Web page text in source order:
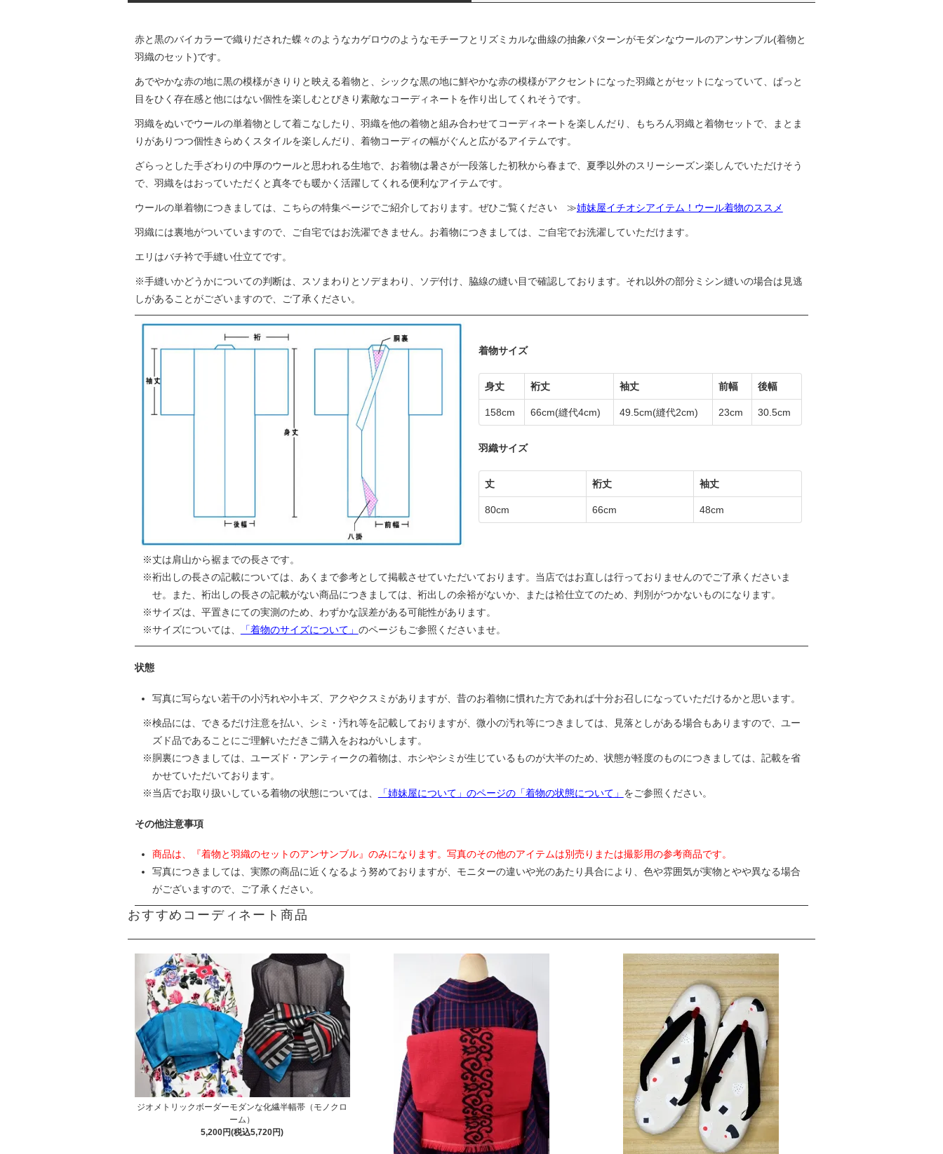
赤と黒のバイカラーで織りだされた蝶々のようなカゲロウのようなモチーフとリズミカルな曲線の抽象パターンがモダンなウールのアンサンブル(着物と
羽織のセット)です。
あでやかな赤の地に黒の模様がきりりと映える着物と、シックな黒の地に鮮やかな赤の模様がアクセントになった羽織とがセットになっていて、ぱっと
目をひく存在感と他にはない個性を楽しむとびきり素敵なコーディネートを作り出してくれそうです。
羽織をぬいでウールの単着物として着こなしたり、羽織を他の着物と組み合わせてコーディネートを楽しんだり、もちろん羽織と着物セットで、まとま
りがありつつ個性きらめくスタイルを楽しんだり、着物コーディの幅がぐんと広がるアイテムです。
ざらっとした手ざわりの中厚のウールと思われる生地で、お着物は暑さが一段落した初秋から春まで、夏季以外のスリーシーズン楽しんでいただけそう
で、羽織をはおっていただくと真冬でも暖かく活躍してくれる便利なアイテムです。
ウールの単着物につきましては、こちらの特集ページでご紹介しております。ぜひご覧ください ≫姉妹屋イチオシアイテム！ウール着物のススメ
羽織には裏地がついていますので、ご自宅ではお洗濯できません。お着物につきましては、ご自宅でお洗濯していただけます。
エリはバチ衿で手縫い仕立てです。
※手縫いかどうかについての判断は、スソまわりとソデまわり、ソデ付け、脇線の縫い目で確認しております。それ以外の部分ミシン縫いの場合は見逃
しがあることがございますので、ご了承ください。
着物サイズ
身丈 裄丈 袖丈 前幅 後幅
158cm 66cm(縫代4cm) 49.5cm(縫代2cm) 23cm 30.5cm
羽織サイズ
丈 裄丈 袖丈
80cm 66cm 48cm
丈は肩山から裾までの長さです。
裄出しの長さの記載については、あくまで参考として掲載させていただいております。当店ではお直しは行っておりませんのでご了承くださいま
せ。また、裄出しの長さの記載がない商品につきましては、裄出しの余裕がないか、または袷仕立てのため、判別がつかないものになります。
サイズは、平置きにての実測のため、わずかな誤差がある可能性があります。
サイズについては、
「着物のサイズについて」 のページもご参照くださいませ。
状態
写真に写らない若干の小汚れや小キズ、アクやクスミがありますが、昔のお着物に慣れた方であれば十分お召しになっていただけるかと思います。
検品には、できるだけ注意を払い、シミ・汚れ等を記載しておりますが、微小の汚れ等につきましては、見落としがある場合もありますので、ユー
ズド品であることにご理解いただきご購入をおねがいします。
胴裏につきましては、ユーズド・アンティークの着物は、ホシやシミが生じているものが大半のため、状態が軽度のものにつきましては、記載を省
かせていただいております。
当店でお取り扱いしている着物の状態については、
「姉妹屋について」のページの「着物の状態について」 をご参照ください。
その他注意事項
商品は、『着物と羽織のセットのアンサンブル』のみになります。写真のその他のアイテムは別売りまたは撮影用の参考商品です。
写真につきましては、実際の商品に近くなるよう努めておりますが、モニターの違いや光のあたり具合により、色や雰囲気が実物とやや異なる場合
がございますので、ご了承ください。
おすすめコーディネート商品
ジオメトリックボーダーモダンな化繊半幅帯（モノクロ
ーム）
5,200円(税込5,720円)